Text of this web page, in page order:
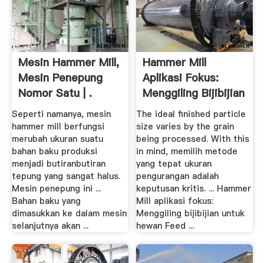
Mesin Hammer Mill,
Mesin Penepung
Nomor Satu | .
Seperti namanya, mesin
hammer mill berfungsi
merubah ukuran suatu
bahan baku produksi
menjadi butiranbutiran
tepung yang sangat halus.
Mesin penepung ini ...
Bahan baku yang
dimasukkan ke dalam mesin
selanjutnya akan ...
Hammer Mill
Aplikasi Fokus:
Menggiling Bijibijian
Untuk ...
The ideal finished particle
size varies by the grain
being processed. With this
in mind, memilih metode
yang tepat ukuran
pengurangan adalah
keputusan kritis. ... Hammer
Mill aplikasi fokus:
Menggiling bijibijian untuk
hewan Feed ...